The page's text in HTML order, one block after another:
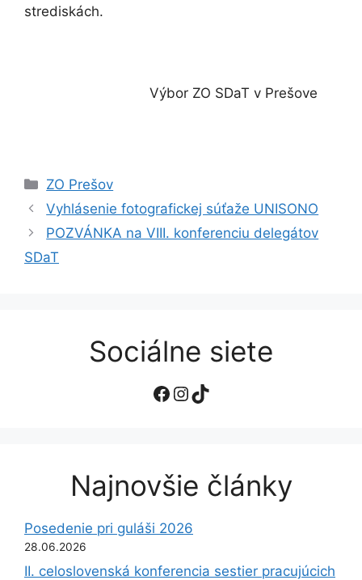
strediskách.
Výbor ZO SDaT v Prešove
Kategórie
ZO Prešov
Vyhlásenie fotografickej súťaže UNISONO
POZVÁNKA na VIII. konferenciu delegátov
SDaT
Sociálne siete
Facebook
Instagram
TikTok
Najnovšie články
Posedenie pri guláši 2026
28.06.2026
II. celoslovenská konferencia sestier pracujúcich